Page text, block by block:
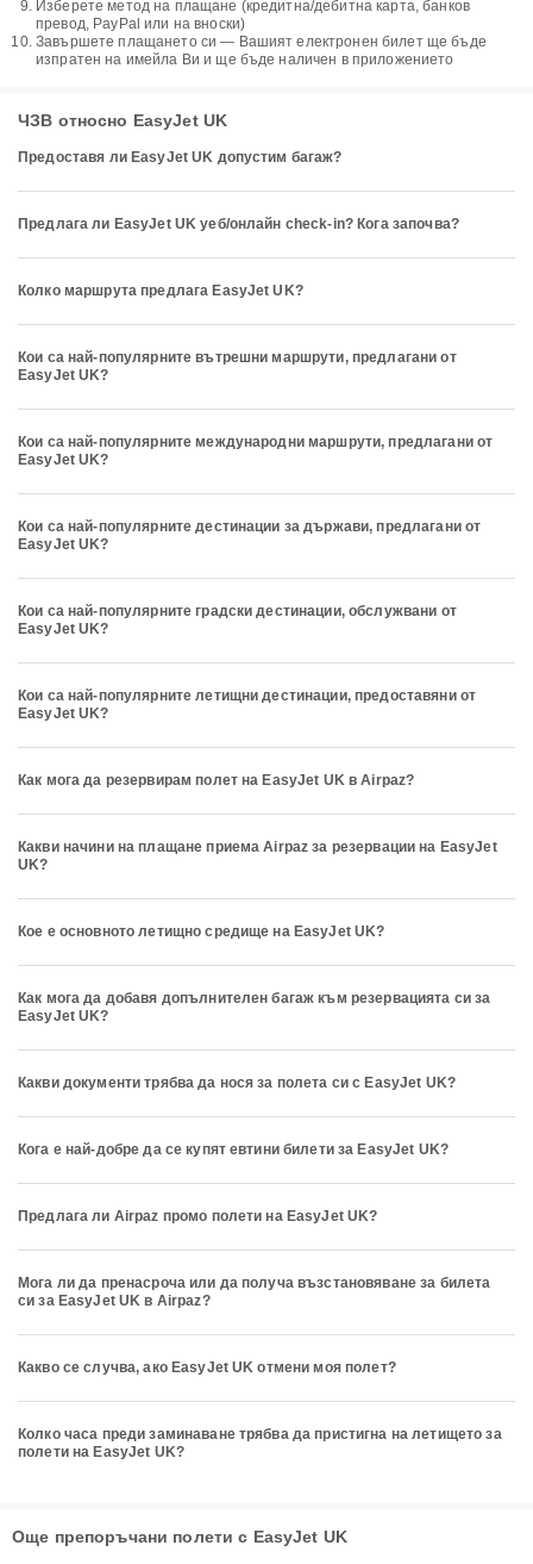
Изберете метод на плащане (кредитна/дебитна карта, банков
превод, PayPal или на вноски)
Завършете плащането си — Вашият електронен билет ще бъде
изпратен на имейла Ви и ще бъде наличен в приложението
ЧЗВ относно EasyJet UK
Предоставя ли EasyJet UK допустим багаж?
Предлага ли EasyJet UK уеб/онлайн check-in? Кога започва?
Колко маршрута предлага EasyJet UK?
Кои са най-популярните вътрешни маршрути, предлагани от
EasyJet UK?
Кои са най-популярните международни маршрути, предлагани от
EasyJet UK?
Кои са най-популярните дестинации за държави, предлагани от
EasyJet UK?
Кои са най-популярните градски дестинации, обслужвани от
EasyJet UK?
Кои са най-популярните летищни дестинации, предоставяни от
EasyJet UK?
Как мога да резервирам полет на EasyJet UK в Airpaz?
Какви начини на плащане приема Airpaz за резервации на EasyJet
UK?
Кое е основното летищно средище на EasyJet UK?
Как мога да добавя допълнителен багаж към резервацията си за
EasyJet UK?
Какви документи трябва да нося за полета си с EasyJet UK?
Кога е най-добре да се купят евтини билети за EasyJet UK?
Предлага ли Airpaz промо полети на EasyJet UK?
Мога ли да пренасроча или да получа възстановяване за билета
си за EasyJet UK в Airpaz?
Какво се случва, ако EasyJet UK отмени моя полет?
Колко часа преди заминаване трябва да пристигна на летището за
полети на EasyJet UK?
Още препоръчани полети с EasyJet UK